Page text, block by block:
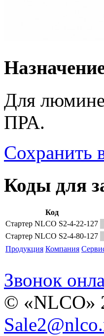
Для
ПРА.
Сохранить
Коды для
Код
Стартер NLCO S2-4-22-127
Стартер NLCO S2-4-80-127
Продукция Компания
Звонок
© «NLCO»
Sale2@